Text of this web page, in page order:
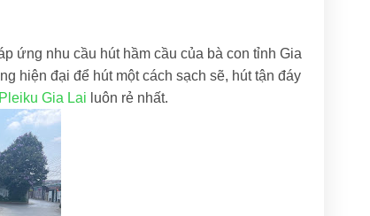
ứng nhu cầu hút hầm cầu của bà con tỉnh Gia
hiện đại để hút một cách sạch sẽ, hút tận đáy
Gia Lai luôn rẻ nhất.